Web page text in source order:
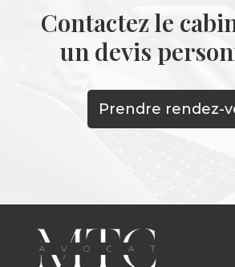
Contactez le
un devis
Prendre rendez-